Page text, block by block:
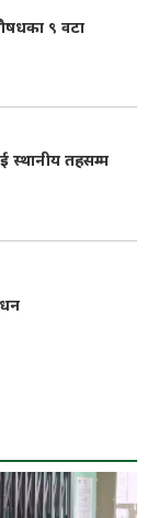
९ वटा
स्थानीय तहसम्म